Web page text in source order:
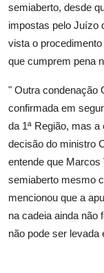
semiaberto, desde
impostas pelo Juízo
vista o
que cumprem pena
" Outra condenação
confirmada em
da 1ª Região, mas
decisão do ministro
entende que Marcos
semiaberto mesmo
mencionou que a
na cadeia ainda não
não pode ser levada